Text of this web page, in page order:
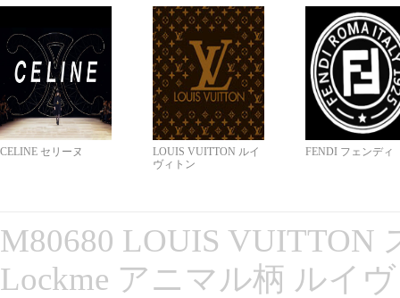
CELINE セリーヌ
LOUIS VUITTON ルイ
ヴィトン
FENDI フェンディ
M80680 LOUIS VUITTON
Lockme アニマル柄 ルイ